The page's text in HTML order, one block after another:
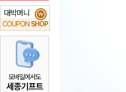
대박머니
COUPON SHOP
₩
모바일에서도
세종기프트